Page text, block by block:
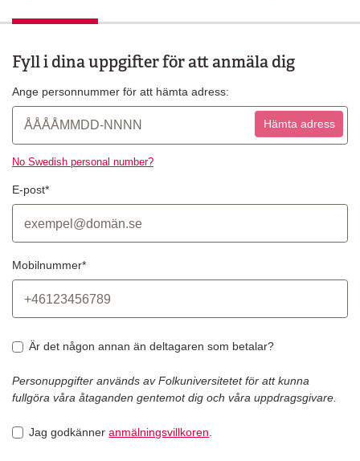
Fyll i dina uppgifter för att anmäla dig
Ange personnummer för att hämta adress:
Hämta adress
No Swedish personal number?
E-post*
Mobilnummer*
Är det någon annan än deltagaren som betalar?
Personuppgifter används av Folkuniversitetet för att kunna
fullgöra våra åtaganden gentemot dig och våra uppdragsgivare.
Jag godkänneranmälningsvillkoren